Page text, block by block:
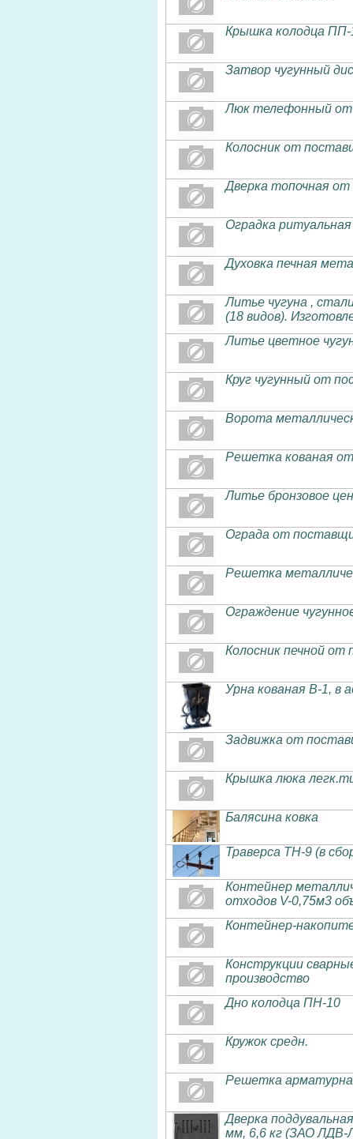
Крышка колодца ПП-
Затвор чугунный
Люк телефонный от
Колосник от
Дверка топочная
Оградка ритуальная
Духовка печная
Литье чугуна ,
(18 видов).
Литье цветное
Круг чугунный от
Ворота
Решетка кованая от
Литье бронзовое
Ограда от
Решетка
Ограждение
Колосник печной от
Урна кованая В-1, в
Задвижка от
Крышка люка
Балясина ковка
Траверса ТН-9 (в
Контейнер
отходов V-0,75м3
Контейнер-
Конструкции
производство
Дно колодца ПН-10
Кружок средн.
Решетка
Дверка
мм, 6,6 кг (ЗАО ЛДВ-